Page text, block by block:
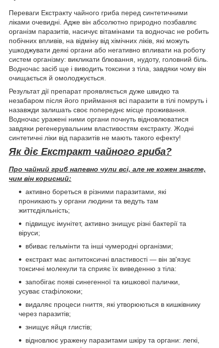
Переваги Екстракту чайного гриба перед синтетичними
ліками очевидні. Адже він абсолютно природно позбавляє
організм паразитів, насичує вітамінами та водночас не робить
побічних впливів, на відміну від хімічних ліків, які можуть
ушкоджувати деякі органи або негативно впливати на роботу
систем організму: викликати блювання, нудоту, головний біль.
Водночас засіб ще і виводить токсини з тіла, завдяки чому він
очищається й омолоджується.
Результат дії препарат проявляється дуже швидко та
незабаром після його приймання всі паразити в тілі помруть і
назавжди залишать своє попереднє місце проживання.
Водночас уражені ними органи почнуть відновлюватися
завдяки регенерувальним властивостям екстракту. Жодні
синтетичні ліки від паразитів не мають такого ефекту!
Як діє Екстракт чайного гриба?
Про чайний гриб напевно чули всі, але не кожен знаєте,
чим він корисний:
активно бореться в різними паразитами, які
проникають у органи людини та ведуть там
життєдіяльність;
підвищує імунітет, активно знищує різні бактерії та
віруси;
вбиває гельмінти та інші чумеродні організми;
екстракт має антитоксичні властивості — він зв'язує
токсичні молекули та сприяє їх виведенню з тіла:
запобігає появі синегенної та кишкової палички,
усуває стафілококи;
видаляє процеси гниття, які утворюються в кишківнику
через паразитів;
знищує яйця глистів;
відновлює уражену паразитами шкіру та органи: легкі,